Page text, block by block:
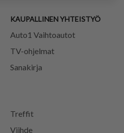
Treffit
Viihde
KAUPALLINEN YHTEISTYÖ
Auto1 Vaihtoautot
TV-ohjelmat
Sanakirja